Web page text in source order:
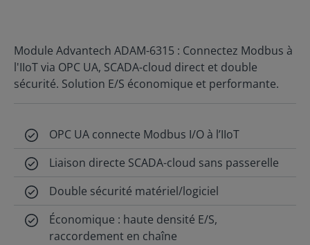
Module Advantech ADAM-6315 : Connectez Modbus à
l'IIoT via OPC UA, SCADA-cloud direct et double
sécurité. Solution E/S économique et performante.
OPC UA connecte Modbus I/O à l’IIoT
Liaison directe SCADA-cloud sans passerelle
Double sécurité matériel/logiciel
Économique : haute densité E/S,
raccordement en chaîne